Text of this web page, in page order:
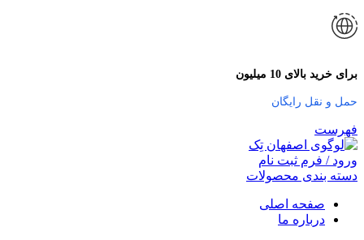
برای خرید بالای 10 میلیون
حمل و نقل رایگان
فهرست
ورود / فرم ثبت نام
دسته بندی محصولات
صفحه اصلی
درباره ما